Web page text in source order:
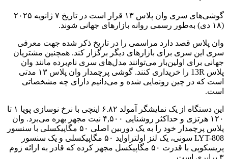
گوشی‌های سری وان پلاس ۱۳ قرار است در تاریخ ۷ ژانویه ۲۰۲۵
(۱۸ دی) به‌طور رسمی روانه بازارهای جهانی شوند.
وان پلاس قصد دارد مراسمی را در تاریخ ذکر شده جهت معرفی
سری این سری برای بازارهای دیگر برگزار کند. همچنین مشتریان
جهانی برای اولین‌بار می‌توانند مدل‌های سری نام‌برده مانند وان
پلاس 13R را خریداری کنند. گوشی پرچمدار وان پلاس ۱۳ مدتی
است که در چین رونمایی شده و می‌دانیم دارای چه مشخصاتی
است.
این دستگاه از یک نمایشگر آمولد ۶.۸۲ اینچی با نرخ نوسازی پویا ۱ تا
۱۲۰ هرتزی و حداکثر روشنایی ۴,۵۰۰ نیت مجهز بهره می‌برد. وان
پلاس پرچمدار خود را به یک دوربین اصلی ۵۰ مگاپیکسلی با سنسور
LYT-808 سونی، یک لنز اولتراواید ۵۰ مگاپیکسلی و یک سنسور
پریسکوپی با قدرت ۵۰ مگاپیکسل مجهز کرده که قادر به ارائه زوم
۳ برابری است.